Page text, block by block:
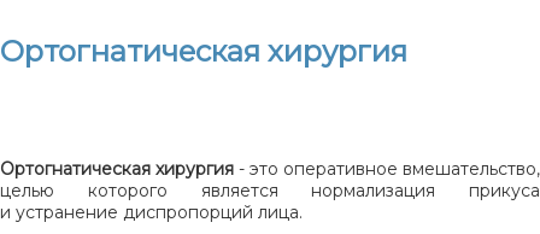
Ортогнатическая хирургия
Ортогнатическая хирургия - это оперативное вмешательство,
целью которого является нормализация прикуса
и устранение диспропорций лица.